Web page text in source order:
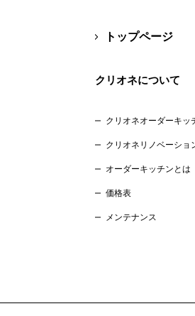
トップページ
クリオネについて
クリオネオーダーキッ
クリオネリノベーショ
オーダーキッチンとは
価格表
メンテナンス